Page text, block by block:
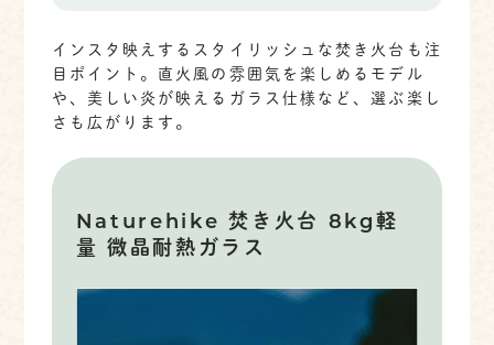
インスタ映えするスタイリッシュな焚き火台も注
目ポイント。直火風の雰囲気を楽しめるモデル
や、美しい炎が映えるガラス仕様など、選ぶ楽し
さも広がります。
Naturehike 焚き火台 8kg軽
量 微晶耐熱ガラス